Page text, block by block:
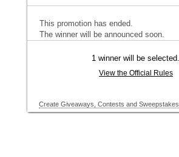
This promotion has ended.
The winner will be announced soon.
1 winner will be selected.
View the Official Rules
Create Giveaways, Contests and